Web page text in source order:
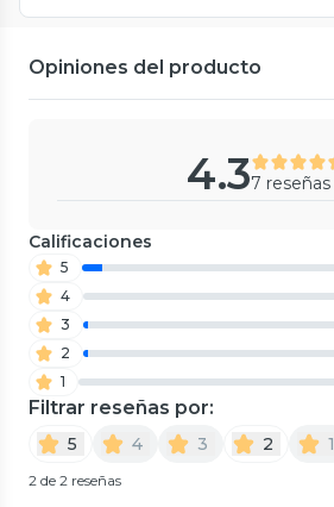
Opiniones del producto
4.37 reseñas
Calificaciones
5
4
3
2
1
Filtrar reseñas por:
5 4 3 2 1
2 de 2 reseñas